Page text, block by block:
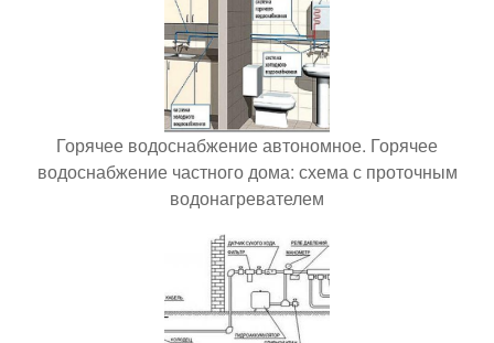
Горячее водоснабжение автономное. Горячее
водоснабжение частного дома: схема с проточным
водонагревателем